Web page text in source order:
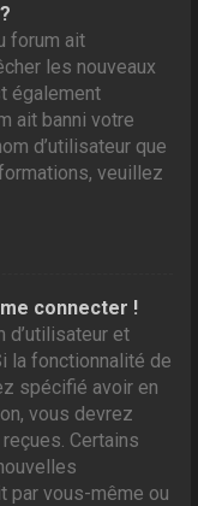
forum ait
les nouveaux
également
ait banni votre
d’utilisateur que
veuillez
connecter !
d’utilisateur et
la fonctionnalité de
spécifié avoir en
vous devrez
Certains
par vous-même ou